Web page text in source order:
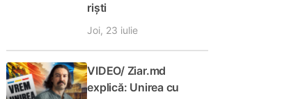
riști
Joi, 23 iulie
VIDEO/ Ziar.md
explică: Unirea cu